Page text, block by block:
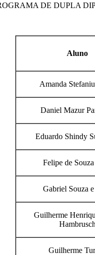
DE DUPLA
Aluno
Amanda
Daniel Mazur
Eduardo Shindy
Felipe de
Gabriel Souza
Guilherme
Hambrusch
Guilherme